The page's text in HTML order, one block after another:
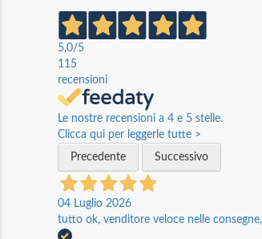
5,0/5
115
recensioni
Le nostre recensioni a 4 e 5 stelle.
Clicca qui per leggerle tutte >
Precedente
Successivo
04 Luglio 2026
tutto ok, venditore veloce nelle